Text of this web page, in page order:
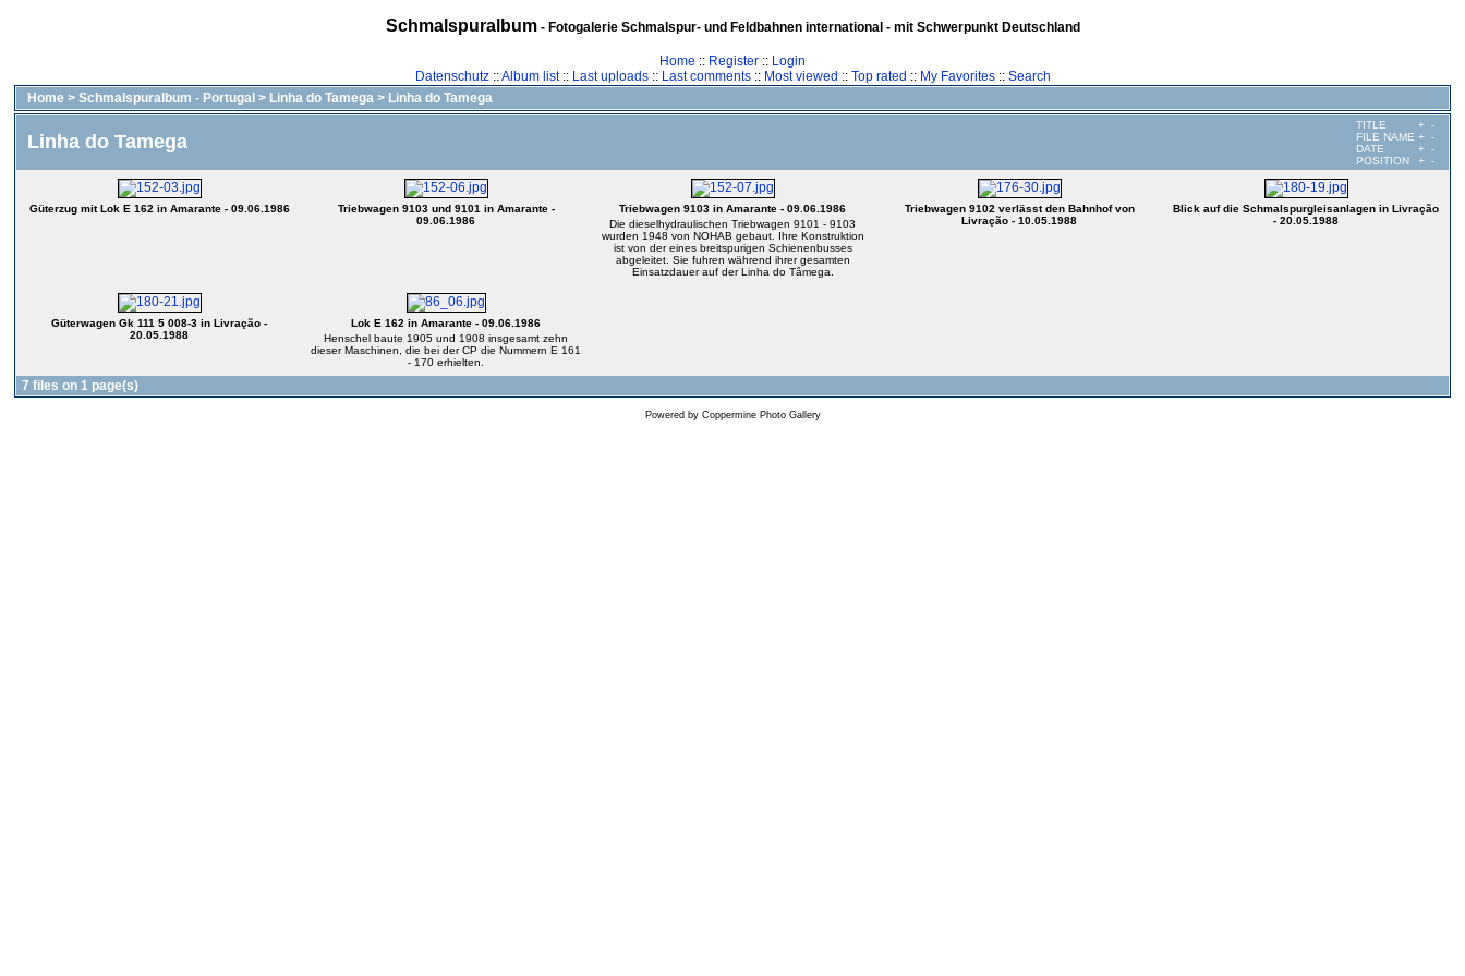
Schmalspuralbum- Fotogalerie Schmalspur- und Feldbahnen international - mit Schwerpunkt Deutschland
Home :: Register :: Login
Datenschutz::Album list:: Last uploads:: Last comments:: Most viewed :: Top rated :: My Favorites:: Search
Home > Schmalspuralbum - Portugal > Linha do Tamega > Linha do Tamega
Linha do Tamega
TITLE + -
FILE NAME + -
DATE
+ -
POSITION
+ -
Güterzug mit Lok E 162 in Amarante - 09.06.1986
Triebwagen 9103 und 9101 in Amarante -
09.06.1986
Triebwagen 9103 in Amarante - 09.06.1986
Die dieselhydraulischen Triebwagen 9101 - 9103
wurden 1948 von NOHAB gebaut. Ihre Konstruktion
ist von der eines breitspurigen Schienenbusses
abgeleitet. Sie fuhren während ihrer gesamten
Einsatzdauer auf der Linha do Tâmega.
Triebwagen 9102 verlässt den Bahnhof von
Livração - 10.05.1988
Blick auf die Schmalspurgleisanlagen in Livração
- 20.05.1988
Güterwagen Gk 111 5 008-3 in Livração -
20.05.1988
Lok E 162 in Amarante - 09.06.1986
Henschel baute 1905 und 1908 insgesamt zehn
dieser Maschinen, die bei der CP die Nummern E 161
- 170 erhielten.
7 files on 1 page(s)
Powered by Coppermine Photo Gallery